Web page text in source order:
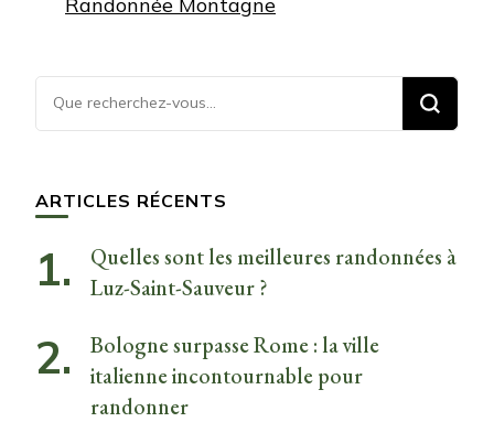
Vous
recherchiez
ARTICLES RÉCENTS
Quelles sont les meilleures randonnées à
Luz-Saint-Sauveur ?
Bologne surpasse Rome : la ville
italienne incontournable pour
randonner